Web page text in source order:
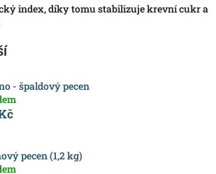
index, díky tomu stabilizuje krevní cukr a
- špaldový pecen
pecen (1,2 kg)